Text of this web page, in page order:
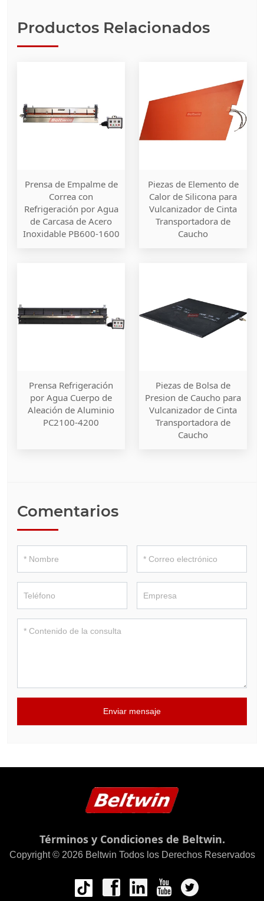
Productos Relacionados
Prensa de Empalme de
Correa con
Refrigeración por Agua
de Carcasa de Acero
Inoxidable PB600-1600
Piezas de Elemento de
Calor de Silicona para
Vulcanizador de Cinta
Transportadora de
Caucho
Prensa Refrigeración
por Agua Cuerpo de
Aleación de Aluminio
PC2100-4200
Piezas de Bolsa de
Presion de Caucho para
Vulcanizador de Cinta
Transportadora de
Caucho
Comentarios
Enviar mensaje
Términos y Condiciones de Beltwin.
Copyright © 2026 Beltwin Todos los Derechos Reservados